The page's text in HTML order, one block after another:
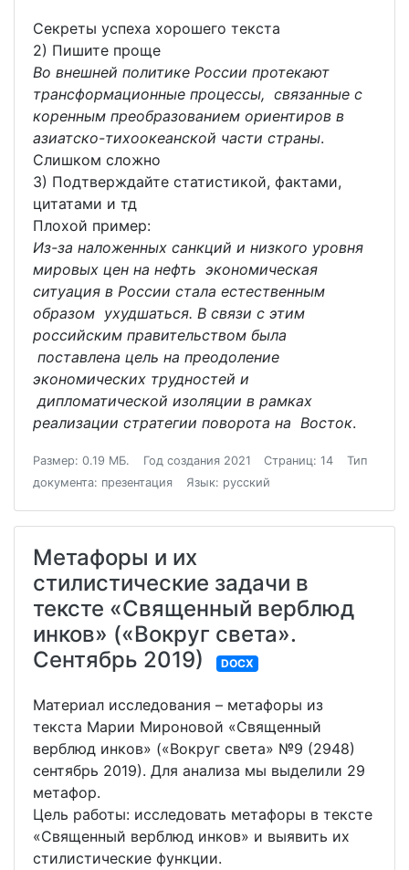
Секреты успеха хорошего текста
2) Пишите проще
Во внешней политике России протекают
трансформационные процессы, связанные с
коренным преобразованием ориентиров в
азиатско-тихоокеанской части страны.
Слишком сложно
3) Подтверждайте статистикой, фактами,
цитатами и тд
Плохой пример:
Из-за наложенных санкций и низкого уровня
мировых цен на нефть экономическая
ситуация в России стала естественным
образом ухудшаться. В связи с этим
российским правительством была
поставлена цель на преодоление
экономических трудностей и
дипломатической изоляции в рамках
реализации стратегии поворота на Восток.
Размер: 0.19 МБ. Год создания 2021 Страниц: 14
Тип
документа: презентация
Язык: русский
Метафоры и их
стилистические задачи в
тексте «Священный верблюд
инков» («Вокруг света».
Сентябрь 2019)
DOCX
Материал исследования – метафоры из
текста Марии Мироновой «Священный
верблюд инков» («Вокруг света» №9 (2948)
сентябрь 2019). Для анализа мы выделили 29
метафор.
Цель работы: исследовать метафоры в тексте
«Священный верблюд инков» и выявить их
стилистические функции.